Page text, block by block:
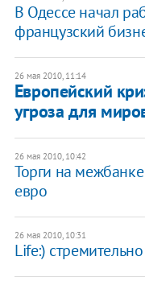
В Одессе начал
французский
26 мая 2010, 11:14
Европейский
угроза для
26 мая 2010, 10:42
Торги на
евро
26 мая 2010, 10:31
Life:)